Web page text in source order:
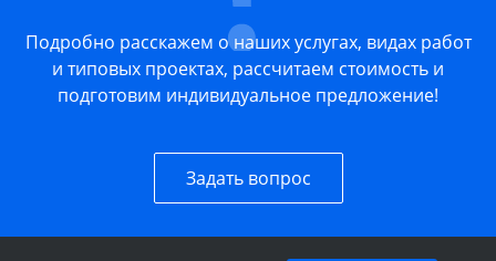
Подробно расскажем о наших услугах, видах работ
и типовых проектах, рассчитаем стоимость и
подготовим индивидуальное предложение!
Задать вопрос